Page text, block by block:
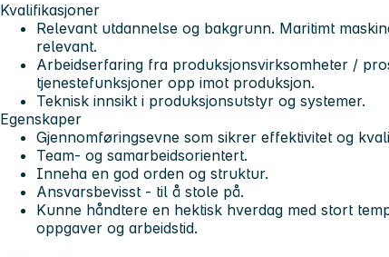
Kvalifikasjoner
Relevant utdannelse og bakgrunn. Maritimt
relevant.
Arbeidserfaring fra produksjonsvirksomheter /
tjenestefunksjoner opp imot produksjon.
Teknisk innsikt i produksjonsutstyr og systemer.
Egenskaper
Gjennomføringsevne som sikrer effektivitet og
Team- og samarbeidsorientert.
Inneha en god orden og struktur.
Ansvarsbevisst - til å stole på.
Kunne håndtere en hektisk hverdag med stort
oppgaver og arbeidstid.